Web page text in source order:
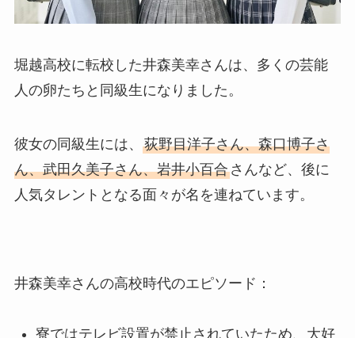
堀越高校に転校した井森美幸さんは、多くの芸能
人の卵たちと同級生になりました。
彼女の同級生には、 荻野目洋子さん、森口博子さ
ん、武田久美子さん、岩井小百合さんなど、後に
人気タレントとなる面々が名を連ねています。
井森美幸さんの高校時代のエピソード：
寮ではテレビ設置が禁止されていたため、大好